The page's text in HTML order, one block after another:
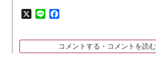
X Line
コメントする・コメントを読